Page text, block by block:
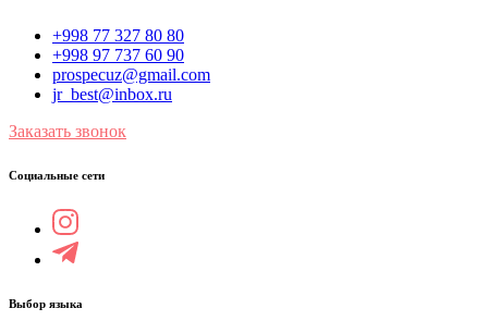
+998 77 327 80 80
+998 97 737 60 90
prospecuz@gmail.com
jr_best@inbox.ru
Заказать звонок
Социальные сети
Выбор языка